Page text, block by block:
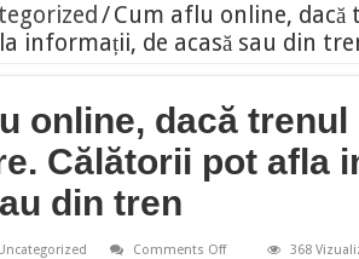
/Cum aflu online,
informații, de acasă sau din
online, dacă trenul
Călătorii pot afla
din tren
Comments Offon
368